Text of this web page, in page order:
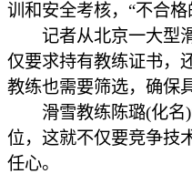
训和安全考核，“不合格
记者从北京一大型滑
仅要求持有教练证书，
教练也需要筛选，确保
滑雪教练陈璐(化名)
位，这就不仅要竞争技
任心。